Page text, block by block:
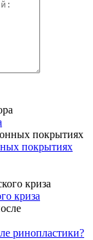
покрытиях
криза
ринопластики?